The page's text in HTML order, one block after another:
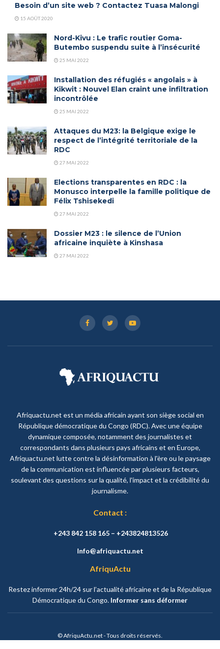
Besoin d’un site web ? Contactez Tuasa Malongi
15 AOÛT 2020
Nord-Kivu : Le trafic routier Goma-
Butembo suspendu suite à l’insécurité
25 MAI 2022
Installation des réfugiés « angolais » à
Kikwit : Nouvel Elan craint une infiltration
incontrôlée
25 MAI 2022
Attaques du M23: la Belgique exige le
respect de l’intégrité territoriale de la
RDC
27 MAI 2022
Elections transparentes en RDC : la
Monusco interpelle la famille politique de
Félix Tshisekedi
27 MAI 2022
Dossier M23 : le silence de l’Union
africaine inquiète à Kinshasa
27 MAI 2022
Afriquactu.net est un média africain ayant son siège social en
République démocratique du Congo (RDC). Avec une équipe
dynamique composée, notamment des journalistes et
correspondants dans plusieurs pays africains et en Europe,
Afriquactu.net lutte contre la désinformation à l'ère ou le paysage
de la communication est influencée par plusieurs facteurs,
soulevant des questions sur la qualité, l'impact et la crédibilité du
journalisme.
Contact :
+243 842 158 165 – +243824813526
Info@afriquactu.net
AfriquActu
Restez informer 24h/24 sur l’actualité africaine et de la République
Démocratique du Congo. Informer sans déformer
© AfriquActu.net - Tous droits réservés.